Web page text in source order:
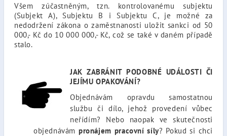
Všem zúčastněným, tzn. kontrolovanému subjektu
(Subjekt A), Subjektu B i Subjektu C, je možné za
nedodržení zákona o zaměstnanosti uložit sankci od 50
000,- Kč do 10 000 000,- Kč, což se také v daném případě
stalo.
JAK ZABRÁNIT PODOBNÉ UDÁLOSTI ČI
JEJÍMU OPAKOVÁNÍ?
Objednávám opravdu samostatnou
službu či dílo, jehož provedení vůbec
neřídím? Nebo naopak ve skutečnosti
objednávám pronájem pracovní síly? Pokud si chci